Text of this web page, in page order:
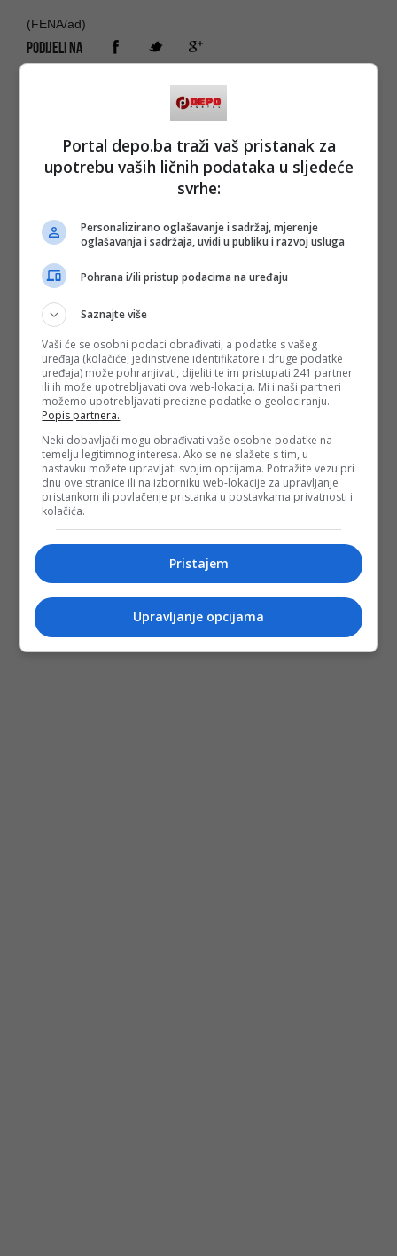
(FENA/ad)
PODIJELI NA
pratite putem društvenih mreža
Portal depo.ba traži vaš pristanak za
upotrebu vaših ličnih podataka u sljedeće
svrhe:
Personalizirano oglašavanje i sadržaj, mjerenje
oglašavanja i sadržaja, uvidi u publiku i razvoj usluga
Pohrana i/ili pristup podacima na uređaju
Saznajte više
Vaši će se osobni podaci obrađivati, a podatke s vašeg
uređaja (kolačiće, jedinstvene identifikatore i druge podatke
uređaja) može pohranjivati, dijeliti te im pristupati 241 partner
ili ih može upotrebljavati ova web-lokacija. Mi i naši partneri
možemo upotrebljavati precizne podatke o geolociranju.
Popis partnera.
Neki dobavljači mogu obrađivati vaše osobne podatke na
temelju legitimnog interesa. Ako se ne slažete s tim, u
nastavku možete upravljati svojim opcijama. Potražite vezu pri
dnu ove stranice ili na izborniku web-lokacije za upravljanje
pristankom ili povlačenje pristanka u postavkama privatnosti i
kolačića.
Pristajem
Upravljanje opcijama